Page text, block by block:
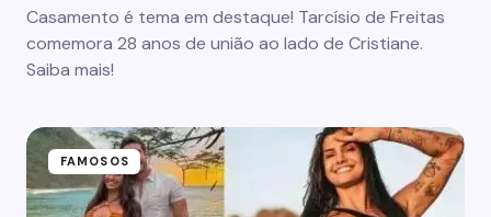
Casamento é tema em destaque! Tarcísio de Freitas
comemora 28 anos de união ao lado de Cristiane.
Saiba mais!
FAMOSOS